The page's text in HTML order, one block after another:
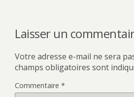
Laisser un
Votre adresse e-mail ne sera
champs obligatoires sont
Commentaire *